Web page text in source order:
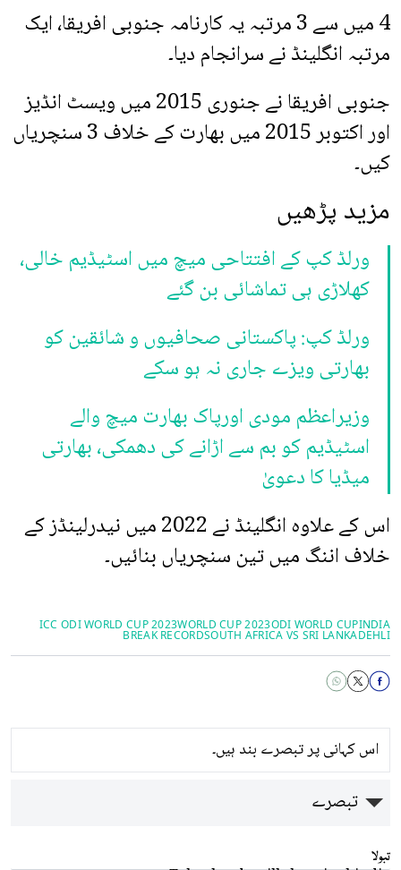
4 میں سے 3 مرتبہ یہ کارنامہ جنوبی افریقا، ایک
مرتبہ انگلینڈ نے سرانجام دیا۔
جنوبی افریقا نے جنوری 2015 میں ویسٹ انڈیز
اور اکتوبر 2015 میں بھارت کے خلاف 3 سنچریاں
کیں۔
مزید پڑھیں
ورلڈ کپ کے افتتاحی میچ میں اسٹیڈیم خالی،
کھلاڑی ہی تماشائی بن گئے
ورلڈ کپ: پاکستانی صحافیوں و شائقین کو
بھارتی ویزے جاری نہ ہو سکے
وزیراعظم مودی اورپاک بھارت میچ والے
اسٹیڈیم کو بم سے اڑانے کی دھمکی، بھارتی
میڈیا کا دعویٰ
اس کے علاوہ انگلینڈ نے 2022 میں نیدرلینڈز کے
خلاف اننگ میں تین سنچریاں بنائیں۔
INDIA
ODI WORLD CUP
WORLD CUP 2023
ICC ODI WORLD CUP 2023
DEHLI
SOUTH AFRICA VS SRI LANKA
BREAK RECORD
اس کہانی پر تبصرے بند ہیں۔
تبصرے
تبولا